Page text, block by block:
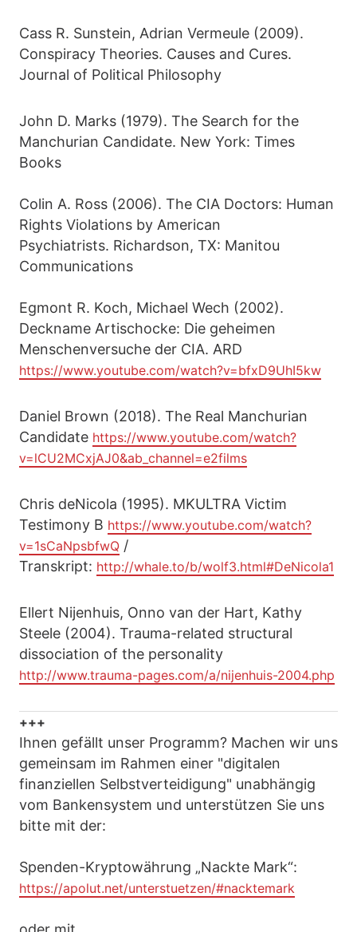
Cass R. Sunstein, Adrian Vermeule (2009).
Conspiracy Theories. Causes and Cures.
Journal of Political Philosophy
John D. Marks (1979). The Search for the
Manchurian Candidate. New York: Times
Books
Colin A. Ross (2006). The CIA Doctors: Human
Rights Violations by American
Psychiatrists. Richardson, TX: Manitou
Communications
Egmont R. Koch, Michael Wech (2002).
Deckname Artischocke: Die geheimen
Menschenversuche der CIA. ARD
https://www.youtube.com/watch?v=bfxD9UhI5kw
Daniel Brown (2018). The Real Manchurian
Candidate https://www.youtube.com/watch?
v=lCU2MCxjAJ0&ab_channel=e2films
Chris deNicola (1995). MKULTRA Victim
Testimony B https://www.youtube.com/watch?
v=1sCaNpsbfwQ /
Transkript: http://whale.to/b/wolf3.html#DeNicola1
Ellert Nijenhuis, Onno van der Hart, Kathy
Steele (2004). Trauma-related structural
dissociation of the personality
http://www.trauma-pages.com/a/nijenhuis-2004.php
+++
Ihnen gefällt unser Programm? Machen wir uns
gemeinsam im Rahmen einer "digitalen
finanziellen Selbstverteidigung" unabhängig
vom Bankensystem und unterstützen Sie uns
bitte mit der:
Spenden-Kryptowährung „Nackte Mark“:
https://apolut.net/unterstuetzen/#nacktemark